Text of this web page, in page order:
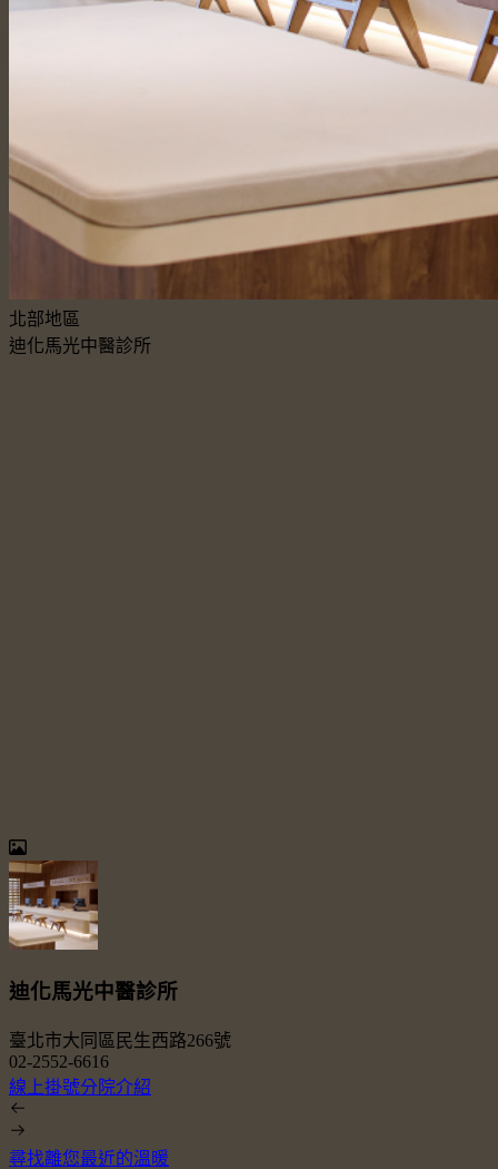
北部地區
迪化馬光中醫診所
迪化馬光中醫診所
臺北市大同區民生西路266號
02-2552-6616
線上掛號分院介紹
尋找離您最近的溫暖